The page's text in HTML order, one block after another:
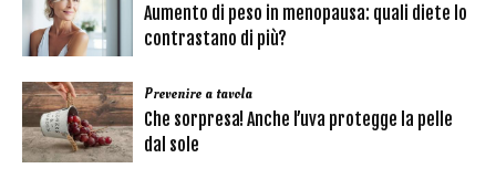
Aumento di peso in menopausa: quali diete lo
contrastano di più?
Prevenire a tavola
Che sorpresa! Anche l’uva protegge la pelle
dal sole